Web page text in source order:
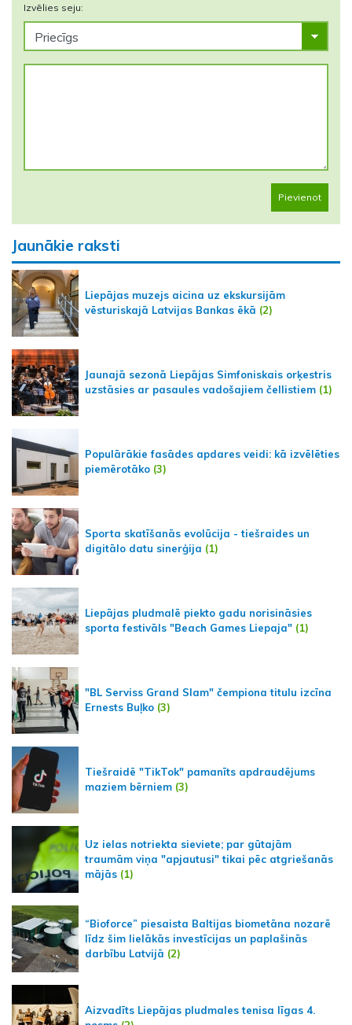
Izvēlies seju:
Pievienot
Jaunākie raksti
Liepājas muzejs aicina uz ekskursijām
vēsturiskajā Latvijas Bankas ēkā (2)
Jaunajā sezonā Liepājas Simfoniskais orķestris
uzstāsies ar pasaules vadošajiem čellistiem (1)
Populārākie fasādes apdares veidi: kā izvēlēties
piemērotāko (3)
Sporta skatīšanās evolūcija - tiešraides un
digitālo datu sinerģija (1)
Liepājas pludmalē piekto gadu norisināsies
sporta festivāls "Beach Games Liepaja" (1)
"BL Serviss Grand Slam" čempiona titulu izcīna
Ernests Buļko (3)
Tiešraidē "TikTok" pamanīts apdraudējums
maziem bērniem (3)
Uz ielas notriekta sieviete; par gūtajām
traumām viņa "apjautusi" tikai pēc atgriešanās
mājās (1)
“Bioforce” piesaista Baltijas biometāna nozarē
līdz šim lielākās investīcijas un paplašinās
darbību Latvijā (2)
Aizvadīts Liepājas pludmales tenisa līgas 4.